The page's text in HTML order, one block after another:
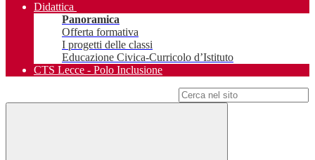
Didattica
Panoramica
Offerta formativa
I progetti delle classi
Educazione Civica-Curricolo d’Istituto
CTS Lecce - Polo Inclusione